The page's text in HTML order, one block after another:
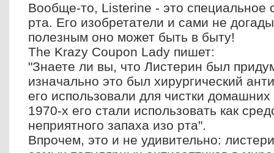
Вообще-то, Listerine - это специальное
рта. Его изобретатели и сами не
полезным оно может быть в быту!
The Krazy Coupon Lady пишет:
"Знаете ли вы, что Листерин был
изначально это был хирургический
его использовали для чистки
1970-х его стали использовать как
неприятного запаха изо рта".
Впрочем, это и не удивительно: